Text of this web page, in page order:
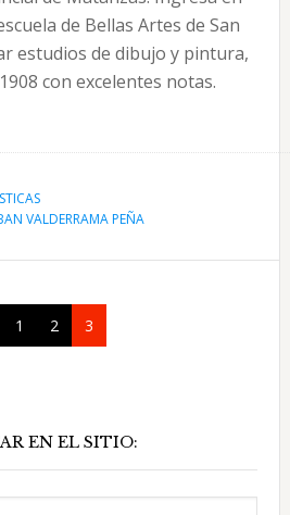
de Bellas Artes de San
estudios de dibujo y pintura,
con excelentes notas.
VALDERRAMA PEÑA
Página
1 Página
2 Página
3
EN EL SITIO: